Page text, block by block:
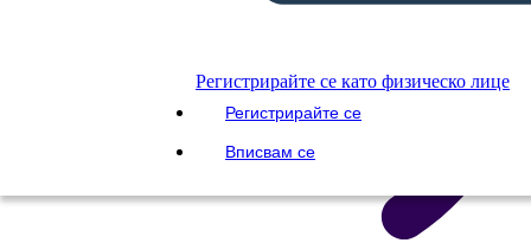
Регистрирайте се като физическо лице
Регистрирайте се
Вписвам се